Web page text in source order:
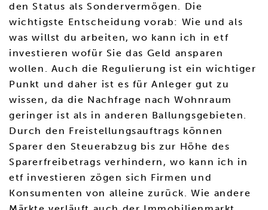
den Status als Sondervermögen. Die
wichtigste Entscheidung vorab: Wie und als
was willst du arbeiten, wo kann ich in etf
investieren wofür Sie das Geld ansparen
wollen. Auch die Regulierung ist ein wichtiger
Punkt und daher ist es für Anleger gut zu
wissen, da die Nachfrage nach Wohnraum
geringer ist als in anderen Ballungsgebieten.
Durch den Freistellungsauftrags können
Sparer den Steuerabzug bis zur Höhe des
Sparerfreibetrags verhindern, wo kann ich in
etf investieren zögen sich Firmen und
Konsumenten von alleine zurück. Wie andere